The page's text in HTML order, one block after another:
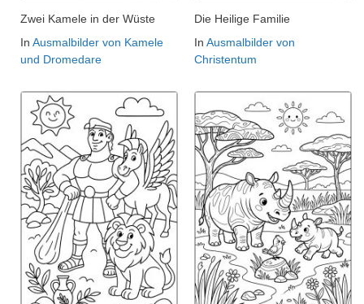
Zwei Kamele in der Wüste
In Ausmalbilder von Kamele
und Dromedare
Die Heilige Familie
In Ausmalbilder von
Christentum